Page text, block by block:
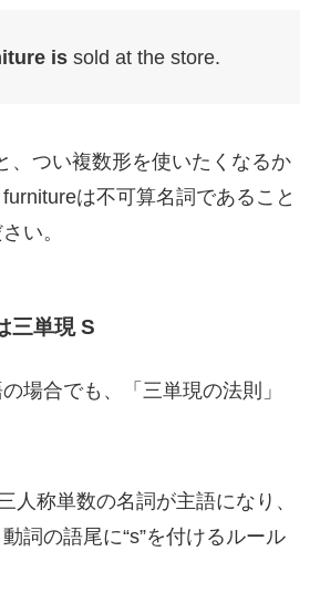
issold at the store.
、つい複数形を使いたくなるか
は不可算名詞であること
い。
三単現 S
場合でも、「三単現の法則」
人称単数の名詞が主語になり、
詞の語尾に“s”を付けるルール